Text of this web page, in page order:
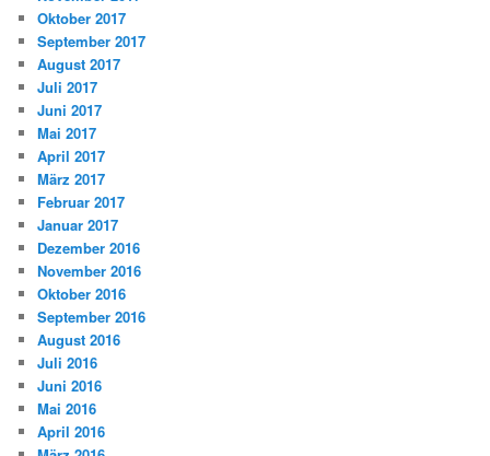
Oktober 2017
September 2017
August 2017
Juli 2017
Juni 2017
Mai 2017
April 2017
März 2017
Februar 2017
Januar 2017
Dezember 2016
November 2016
Oktober 2016
September 2016
August 2016
Juli 2016
Juni 2016
Mai 2016
April 2016